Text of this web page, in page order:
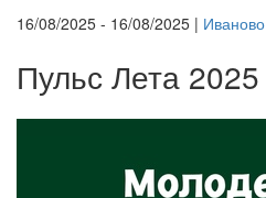
16/08/2025 - 16/08/2025 | Иваново
Пульс Лета 2025